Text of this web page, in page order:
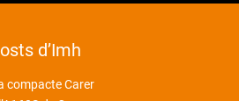
d’Imh
compacte Carer